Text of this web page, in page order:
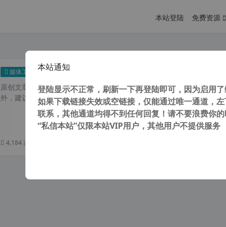
本站登陆 免费资源
媒体工具 独家 酷我音乐经典版 v9.1.1.5电脑版 免广告 免VIP 免登陆 不升级 也可登陆
原创文章，转载请注明： 转载自 cnorg.12hp.de 注意： 由于网站空间
外，建议避开晚上的访问高...
4,184 次浏览
本站通知
登陆显示不正常，刷新一下再登陆即可，因为启用了
如果下载链接失效或空链接，仅能通过唯一通道，
联系，其他通道均得不到任何回复！请不要浪费你
“私信本站”仅限本站VIP用户，其他用户不提供服务